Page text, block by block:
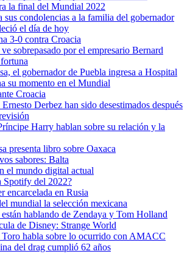
la final del Mundial 2022
condolencias a la familia del gobernador
el día de hoy
3-0 contra Croacia
sobrepasado por el empresario Bernard
el gobernador de Puebla ingresa a Hospital
su momento en el Mundial
Croacia
Derbez han sido desestimados después
Harry hablan sobre su relación y la
presenta libro sobre Oaxaca
sabores: Balta
el mundo digital actual
Spotify del 2022?
encarcelada en Rusia
mundial la selección mexicana
hablando de Zendaya y Tom Holland
de Disney: Strange World
habla sobre lo ocurrido con AMACC
del drag cumplió 62 años